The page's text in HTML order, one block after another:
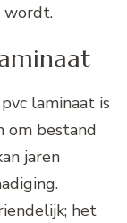
wordt.
laminaat is
om bestand
jaren
het